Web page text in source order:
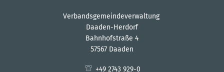
Verbandsgemeindeverwaltung
Daaden-Herdorf
Bahnhofstraße 4
57567 Daaden
+49 2743 929-0